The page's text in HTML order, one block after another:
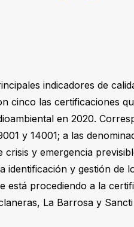
indicadores de
cinco las certificaciones
en 2020.
y 14001; a las
y emergencia
identificación y gestión de
está procediendo a la
La Barrosa y